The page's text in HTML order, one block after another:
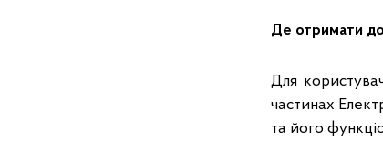
Де отримати
Для
частинах
та його